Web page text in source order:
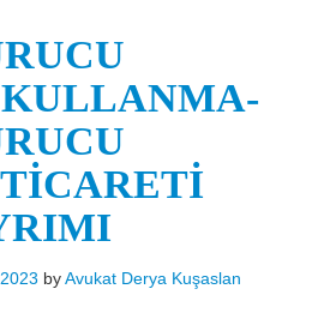
byAvukat Derya Kuşaslan